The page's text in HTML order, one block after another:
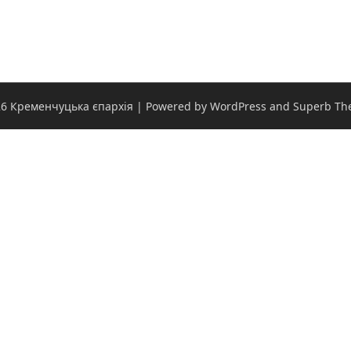
Кременчуцька єпархія | Powered by WordPress and Superb